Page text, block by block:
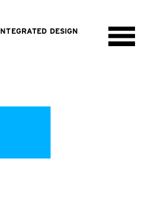
DESIGN